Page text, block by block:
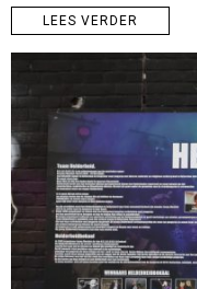
LEES VERDER